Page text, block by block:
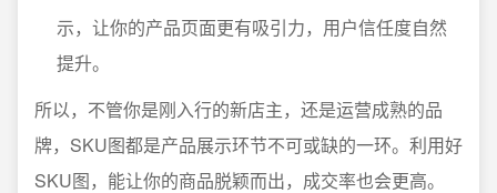
示，让你的产品页面更有吸引力，用户信任度自然
提升。
所以，不管你是刚入行的新店主，还是运营成熟的品
牌，SKU图都是产品展示环节不可或缺的一环。利用好
SKU图，能让你的商品脱颖而出，成交率也会更高。